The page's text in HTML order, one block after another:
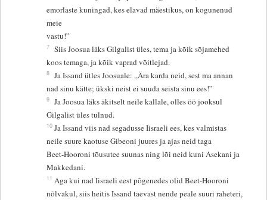
emorlaste kuningad, kes elavad mäestikus, on kogunenud
meie
vastu!”
7 Siis Joosua läks Gilgalist üles, tema ja kõik sõjamehed
koos temaga, ja kõik vaprad võitlejad.
8 Ja Issand ütles Joosuale: „Ära karda neid, sest ma annan
nad sinu kätte; ükski neist ei suuda seista sinu ees!”
9 Ja Joosua läks äkitselt neile kallale, olles öö jooksul
Gilgalist üles tulnud.
10 Ja Issand viis nad segadusse Iisraeli ees, kes valmistas
neile suure kaotuse Gibeoni juures ja ajas neid taga
Beet-Hooroni tõusutee suunas ning lõi neid kuni Asekani ja
Makkedani.
11 Aga kui nad Iisraeli eest põgenedes olid Beet-Hooroni
nõlvakul, siis heitis Issand taevast nende peale suuri raheteri,